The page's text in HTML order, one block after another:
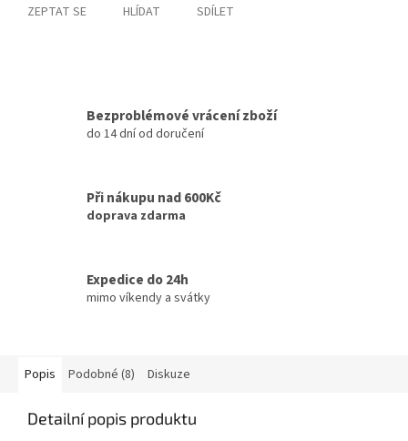
ZEPTAT SE HLÍDAT SDÍLET
Bezproblémové vrácení zboží
do 14 dní od doručení
Při nákupu nad 600Kč
doprava zdarma
Expedice do 24h
mimo víkendy a svátky
Popis Podobné (8) Diskuze
Detailní popis produktu